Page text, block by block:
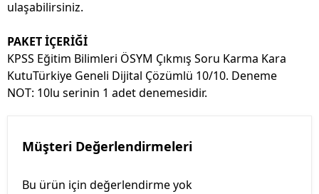
ulaşabilirsiniz.
PAKET İÇERİĞİ
KPSS Eğitim Bilimleri ÖSYM Çıkmış Soru Karma Kara
KutuTürkiye Geneli Dijital Çözümlü 10/10. Deneme
NOT: 10lu serinin 1 adet denemesidir.
Müşteri Değerlendirmeleri
Bu ürün için değerlendirme yok